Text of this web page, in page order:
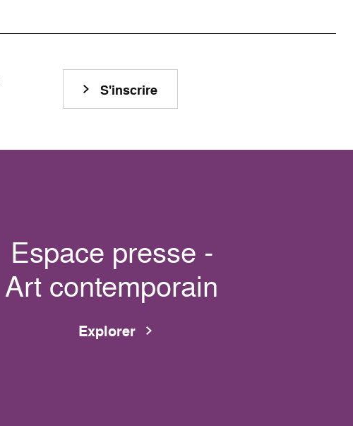
S'inscrire
Espace presse -
Art contemporain
Explorer